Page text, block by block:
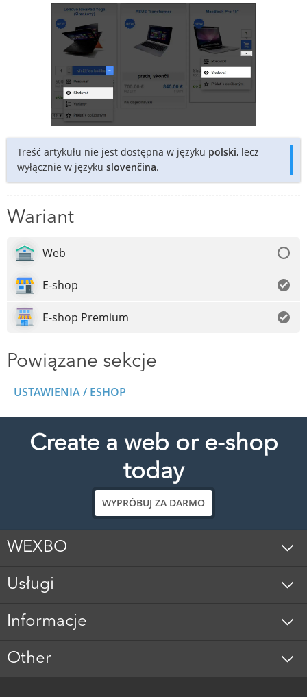
Treść artykułu nie jest dostępna w języku polski, lecz
wyłącznie w języku slovenčina.
Wariant
Web
E-shop
E-shop Premium
Powiązane sekcje
USTAWIENIA / ESHOP
Create a web or e-shop
today
WYPRÓBUJ ZA DARMO
WEXBO
Usługi
Informacje
Other